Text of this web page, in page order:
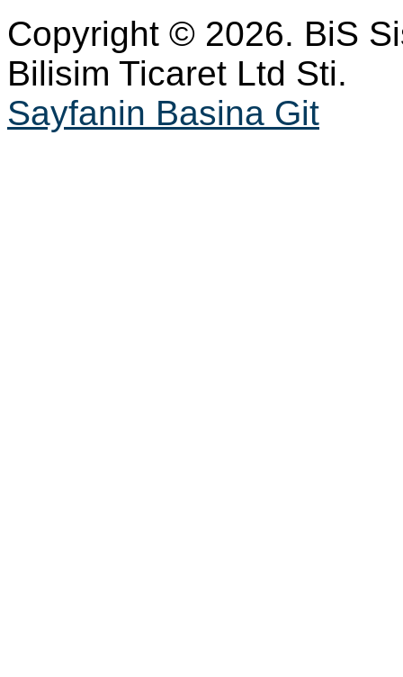
Copyright © 2026. BiS
Bilisim Ticaret Ltd Sti.
Sayfanin Basina Git